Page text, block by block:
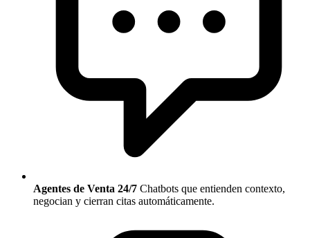
Agentes de Venta 24/7 Chatbots que entienden contexto,
negocian y cierran citas automáticamente.